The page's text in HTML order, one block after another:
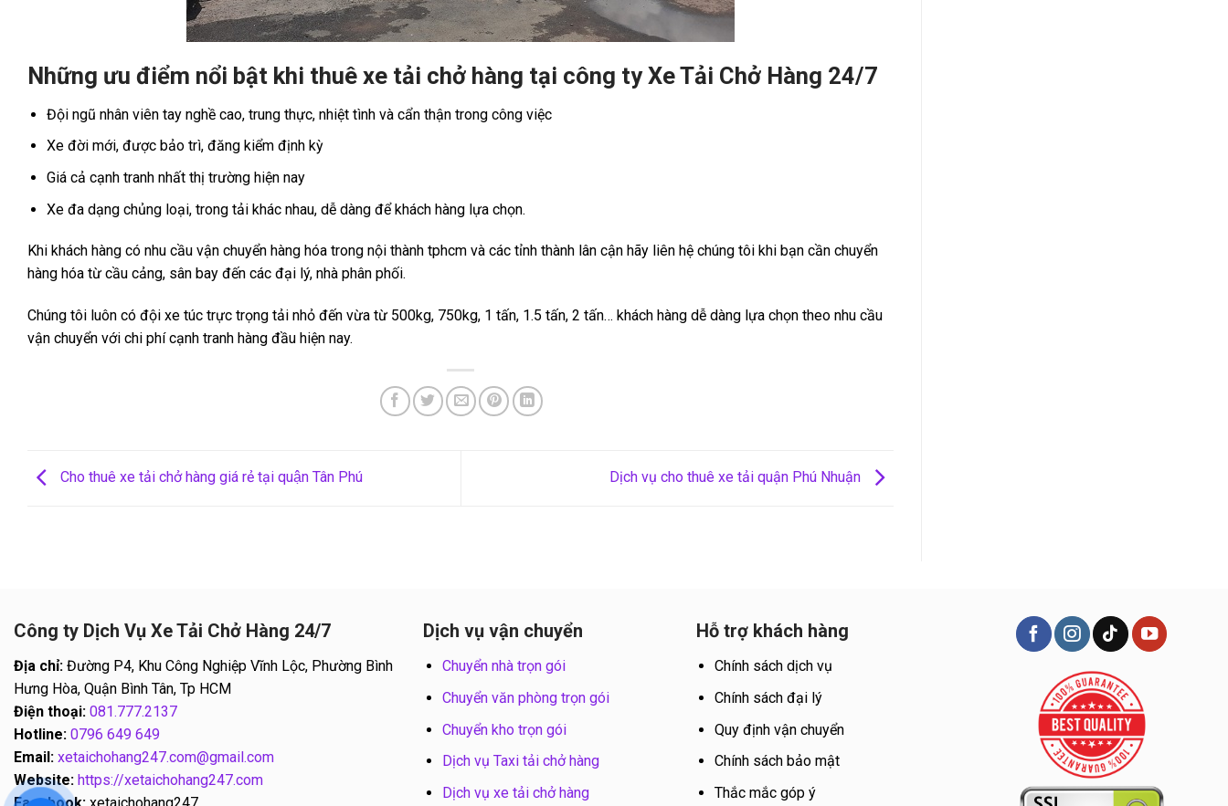
Những ưu điểm nổi bật khi thuê xe tải chở hàng tại công ty Xe Tải Chở Hàng 24/7
Đội ngũ nhân viên tay nghề cao, trung thực, nhiệt tình và cẩn thận trong công việc
Xe đời mới, được bảo trì, đăng kiểm định kỳ
Giá cả cạnh tranh nhất thị trường hiện nay
Xe đa dạng chủng loại, trong tải khác nhau, dễ dàng để khách hàng lựa chọn.
Khi khách hàng có nhu cầu vận chuyển hàng hóa trong nội thành tphcm và các tỉnh thành lân cận hãy liên hệ chúng tôi khi bạn cần chuyển
hàng hóa từ cầu cảng, sân bay đến các đại lý, nhà phân phối.
Chúng tôi luôn có đội xe túc trực trọng tải nhỏ đến vừa từ 500kg, 750kg, 1 tấn, 1.5 tấn, 2 tấn… khách hàng dễ dàng lựa chọn theo nhu cầu
vận chuyển với chi phí cạnh tranh hàng đầu hiện nay.
Cho thuê xe tải chở hàng giá rẻ tại quận Tân Phú Dịch vụ cho thuê xe tải quận Phú Nhuận
Công ty Dịch Vụ Xe Tải Chở Hàng 24/7
Địa chỉ: Đường P4, Khu Công Nghiệp Vĩnh Lộc, Phường Bình
Hưng Hòa, Quận Bình Tân, Tp HCM
Điện thoại: 081.777.2137
Hotline: 0796 649 649
Email: xetaichohang247.com@gmail.com
Website: https://xetaichohang247.com
Dịch vụ vận chuyển
Chuyển nhà trọn gói
Chuyển văn phòng trọn gói
Chuyển kho trọn gói
Dịch vụ Taxi tải chở hàng
Dịch vụ xe tải chở hàng
Hỗ trợ khách hàng
Chính sách dịch vụ
Chính sách đại lý
Quy định vận chuyển
Chính sách bảo mật
Thắc mắc góp ý